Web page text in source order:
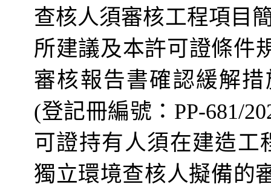
查核人須審核工程項目
所建議及本許可證條件
審核報告書確認緩解
(登記冊編號： PP-681/
可證持有人須在建造工
獨立環境查核人擬備的